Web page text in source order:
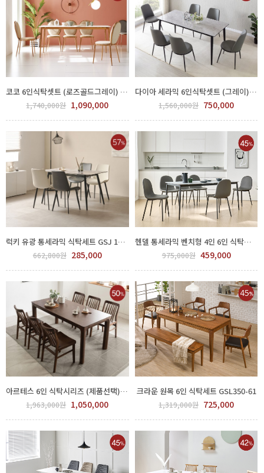
코코 6인식탁셋트 (로즈골드그레이) GJJ300-202-1
1,740,000원 1,090,000
다이아 세라믹 6인식탁셋트 (그레이) GJJ300-210-1
1,560,000원 750,000
럭키 유광 통세라믹 식탁세트 GSJ 1400-01
662,800원 285,000
헨델 통세라믹 벤치형 4인 6인 식탁세트GPP 54-0001
975,000원 459,000
아르테스 6인 식탁시리즈 (제품선택) GDJ 1000-269
1,963,000원 1,050,000
크라운 원목 6인 식탁세트 GSL350-61
1,319,000원 725,000